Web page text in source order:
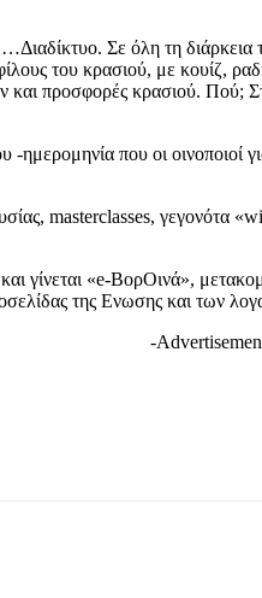
Σε όλη τη διάρκεια
του κρασιού, με κουίζ,
προσφορές κρασιού. Πού;
που οι οινοποιοί
masterclasses,
γίνεται «e-ΒορΟινά»,
της Ενωσης και των
-